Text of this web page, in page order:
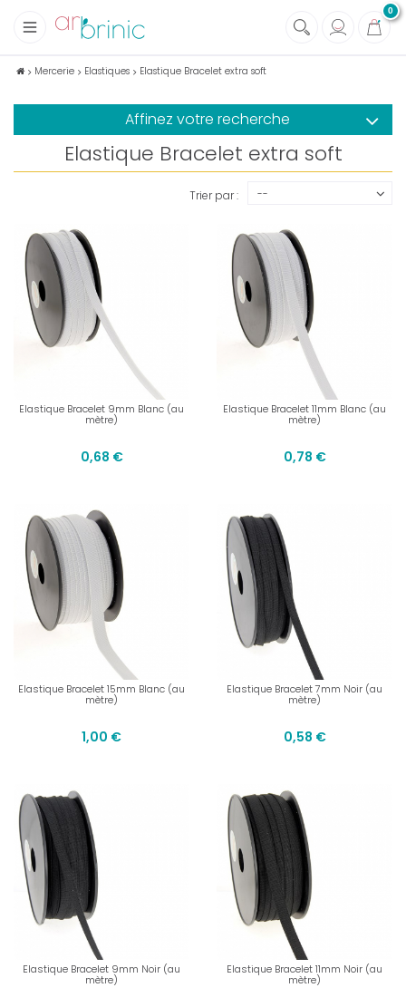
0
Tissus
+
Soins et Santé au naturel
Maison écologique
+
Lectures
Mercerie Elastiques Elastique Bracelet extra soft
Affinez votre recherche
Elastique Bracelet extra soft
Trier par : --
Elastique Bracelet 9mm Blanc (au
mètre)
0,68 €
Elastique Bracelet 11mm Blanc (au
mètre)
0,78 €
Elastique Bracelet 15mm Blanc (au
mètre)
1,00 €
Elastique Bracelet 7mm Noir (au
mètre)
0,58 €
Elastique Bracelet 9mm Noir (au
mètre)
Elastique Bracelet 11mm Noir (au
mètre)